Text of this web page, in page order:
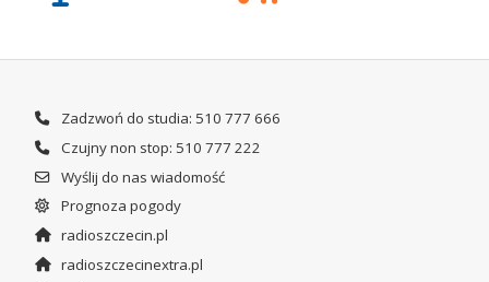
Zadzwoń do studia: 510 777 666
Czujny non stop: 510 777 222
Wyślij do nas wiadomość
Prognoza pogody
radioszczecin.pl
radioszczecinextra.pl